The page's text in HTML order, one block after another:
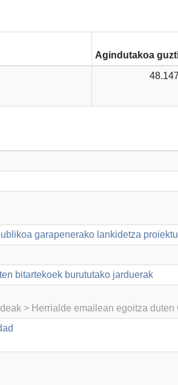
Agindutakoa
garapenerako lankidetza
bitartekoek burututako jarduerak
> Herrialde emailean egoitza duten